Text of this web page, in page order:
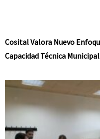
Cosital Valora Nuevo
Capacidad Técnica Municipal